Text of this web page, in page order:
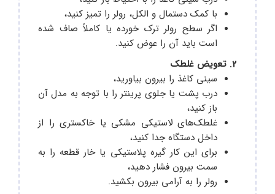
با کمک دستمال و الکل، رولر را تمیز کنید،
اگر سطح رولر ترک خورده یا کاملاً صاف شده
است باید آن را عوض کنید.
2. تعویض غلطک
سینی کاغذ را بیرون بیاورید،
درب پشت یا جلوی پرینتر را با توجه به مدل آن
باز کنید،
غلطک‌های لاستیکی مشکی یا خاکستری را از
داخل دستگاه جدا کنید،
برای این کار گیره پلاستیکی یا خار قطعه را به
سمت بیرون فشار دهید،
رولر را به آرامی بیرون بکشید.